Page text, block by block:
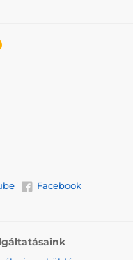
Facebook